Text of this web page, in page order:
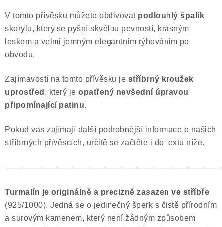
Poučení o právu na odstoupení od smlouvy
V tomto přívěsku můžete obdivovat podlouhlý špalík
skorylu, který se pyšní skvělou pevností, krásným
leskem a velmi jemným elegantním rýhováním po
obvodu.
Zajímavostí na tomto přívěsku je stříbrný kroužek
uprostřed , který je opatřený nevšední úpravou
připomínající patinu.
Pokud vás zajímají další podrobnější informace o našich
stříbrných přívěscích, určitě se začtěte i do textu níže.
Turmalín je originálně a precizně zasazen ve stříbře
(925/1000). Jedná se o jedinečný šperk s čistě přírodním
a surovým kamenem, který není žádným způsobem